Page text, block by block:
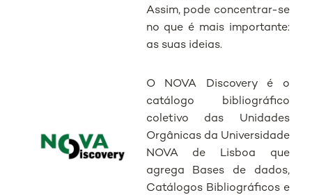
Assim, pode concentrar-se
no que é mais importante:
as suas ideias.
O NOVA Discovery é o
catálogo bibliográfico
coletivo das Unidades
Orgânicas da Universidade
NOVA de Lisboa que
agrega Bases de dados,
Catálogos Bibliográficos e